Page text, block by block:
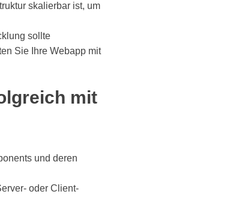
skalierbar ist, um
sollte
Sie Ihre Webapp mit
mit
und deren
oder Client-